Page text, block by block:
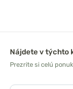
Nájdete v týchto
Prezrite si celú